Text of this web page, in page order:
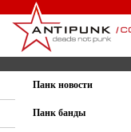
Панк новости
Панк банды